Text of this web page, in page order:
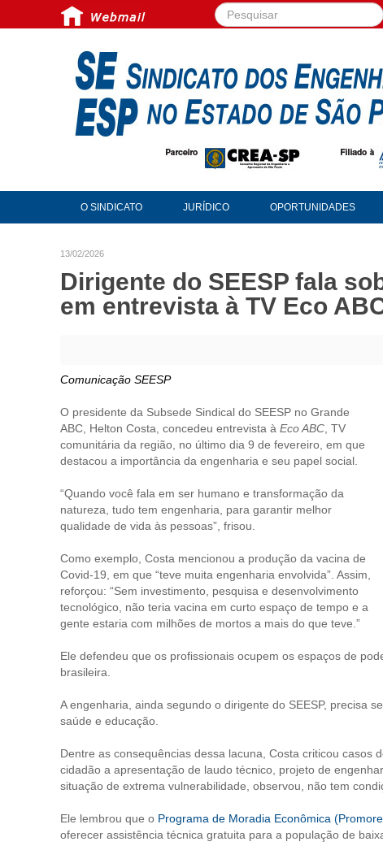
Pesquisar...
O SINDICATO JURÍDICO OPORTUNIDADES
13/02/2026
Dirigente do SEESP fala
em entrevista à TV Eco
Comunicação SEESP
O presidente da Subsede Sindical do SEESP no Grande
ABC, Helton Costa, concedeu entrevista à Eco ABC , TV
comunitária da região, no último dia 9 de fevereiro, em que
destacou a importância da engenharia e seu papel social.
“Quando você fala em ser humano e transformação da
natureza, tudo tem engenharia, para garantir melhor
qualidade de vida às pessoas”, frisou.
Como exemplo, Costa mencionou a produção da vacina de
Covid-19, em que “teve muita engenharia envolvida”. Assim,
reforçou: “Sem investimento, pesquisa e desenvolvimento
tecnológico, não teria vacina em curto espaço de tempo e a
gente estaria com milhões de mortos a mais do que teve.”
Ele defendeu que os profissionais ocupem os espaços de
brasileira.
A engenharia, ainda segundo o dirigente do SEESP, precisa
saúde e educação.
Dentre as consequências dessa lacuna, Costa criticou casos
cidadão a apresentação de laudo técnico, projeto de
situação de extrema vulnerabilidade, observou, não tem
Ele lembrou que o Programa de Moradia Econômica
oferecer assistência técnica gratuita para a população de